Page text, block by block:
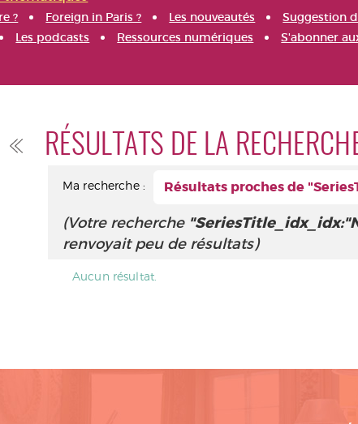
? Foreign in Paris ? Les nouveautés Suggestion
Les podcasts Ressources numériques S'abonner
RÉSULTATS DE LA
Ma recherche : Résultats proches de
(Votre recherche
renvoyait peu de résultats)
Aucun résultat.